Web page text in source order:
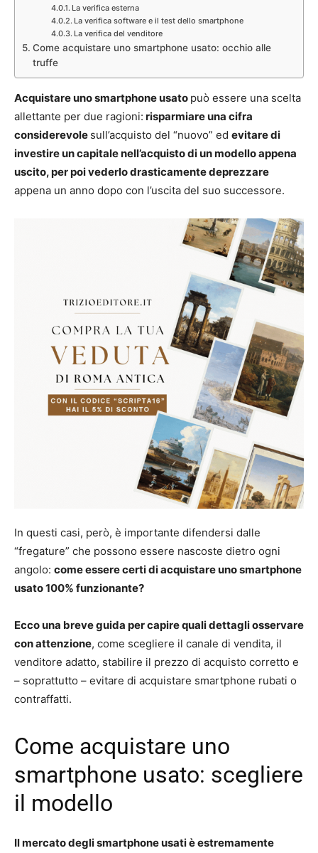
La verifica esterna
La verifica software e il test dello smartphone
La verifica del venditore
Come acquistare uno smartphone usato: occhio alle
truffe
Acquistare uno smartphone usato può essere una scelta
allettante per due ragioni: risparmiare una cifra
considerevole sull’acquisto del “nuovo” ed evitare di
investire un capitale nell’acquisto di un modello appena
uscito, per poi vederlo drasticamente deprezzare
appena un anno dopo con l’uscita del suo successore.
In questi casi, però, è importante difendersi dalle
“fregature” che possono essere nascoste dietro ogni
angolo: come essere certi di acquistare uno smartphone
usato 100% funzionante?
Ecco una breve guida per capire quali dettagli osservare
con attenzione, come scegliere il canale di vendita, il
venditore adatto, stabilire il prezzo di acquisto corretto e
– soprattutto – evitare di acquistare smartphone rubati o
contraffatti.
Come acquistare uno
smartphone usato: scegliere
il modello
Il mercato degli smartphone usati è estremamente